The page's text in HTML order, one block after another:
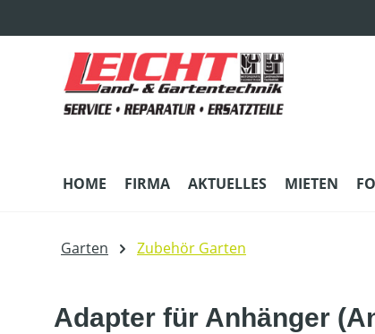
HOME FIRMA AKTUELLES MIETEN
Garten Zubehör Garten
Adapter für Anhänger